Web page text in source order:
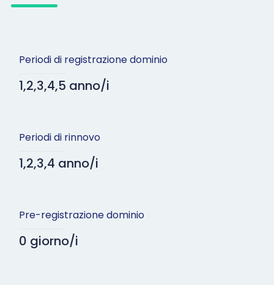
Periodi di registrazione dominio
1,2,3,4,5 anno/i
Periodi di rinnovo
1,2,3,4 anno/i
Pre-registrazione dominio
0 giorno/i